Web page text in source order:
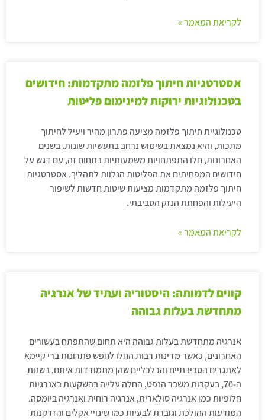
לקריאת המאמר »
אסטרטגיות חיתוך פלזמה מתקדמות: חידושים
בטכנולוגיות ירוקות למינימום פליטות
טכנולוגיית חיתוך פלזמה מציעה פתרון מהיר ויעיל לחיתוך
מתכות, והיא נמצאת בשימוש נרחב בתעשיות שונות. בשנים
האחרונות, חלו התפתחויות משמעותיות בתחום זה, עם דגש על
חידושים המפחיתים את הפליטות הנלוות לתהליך. אסטרטגיות
חיתוך פלזמה מתקדמות מציעות שיטות חדשות לשיפור
היעילות והפחתת הנזק הסביבתי.
לקריאת המאמר »
קווים לדמותה: היסטוריה ועתיד של אנרגיה
מתחדשת בעלות גבוהה
אנרגיה מתחדשת בעלות גבוהה היא תחום שהתפתח בעשורים
האחרונים, כאשר מדינות רבות החלו לחפש פתרונות ברי קיימא
לאתגרים הסביבתיים והכלכליים שהן מתמודדות איתם. בשנות
ה-70, בעקבות משבר הנפט, החלה עלייה בהשקעות באנרגיות
חלופיות כמו אנרגיה סולארית, אנרגיה רוחית ואנרגיה ביומסה.
המודעות ההולכת וגוברת לבעיות כמו שינויי אקלים והזדקנות